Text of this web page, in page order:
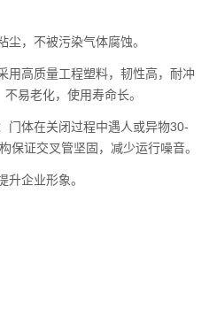
，不被污染气体腐蚀。
用高质量工程塑料，韧性高，耐冲
易老化，使用寿命长。
门体在关闭过程中遇人或异物30-
保证交叉管坚固，减少运行噪音。
升企业形象。